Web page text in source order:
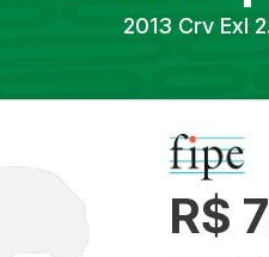
2013 Crv Exl
R$